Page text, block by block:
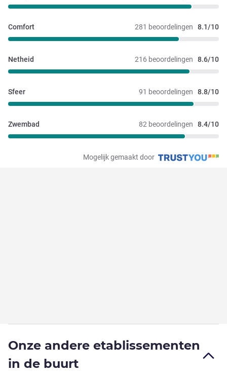
281 beoordelingen 8.1/10
Comfort
216 beoordelingen 8.6/10
Netheid
91 beoordelingen 8.8/10
Sfeer
82 beoordelingen 8.4/10
Zwembad
Mogelijk gemaakt door
Onze andere etablissementen
in de buurt